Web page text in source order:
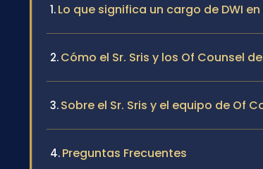
Lo que significa un cargo de DWI
Cómo el Sr. Sris y los Of Counsel
Sobre el Sr. Sris y el equipo de Of
Preguntas Frecuentes